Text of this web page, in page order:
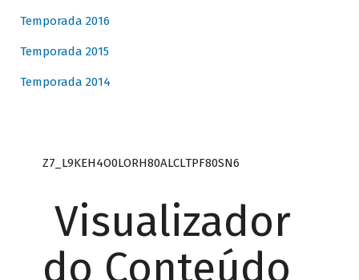
Temporada 2016
Temporada 2015
Temporada 2014
Z7_L9KEH4O0LORH80ALCLTPF80SN6
Visualizador
do Conteúdo